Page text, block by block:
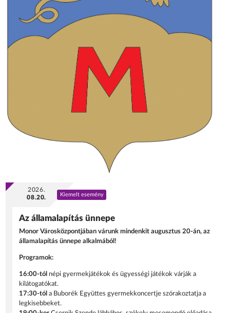
2026.
08.20.
Kiemelt esemény
Az államalapítás ünnepe
Monor Városközpontjában várunk mindenkit augusztus 20-án, az
államalapítás ünnepe alkalmából!
Programok:
16:00-tól népi gyermekjátékok és ügyességi játékok várják a
kilátogatókat.
17:30-tól a Buborék Együttes gyermekkoncertje szórakoztatja a
legkisebbeket.